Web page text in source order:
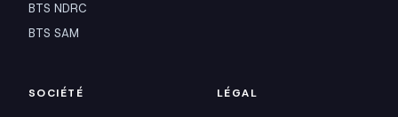
BTS NDRC
BTS SAM
SOCIÉTÉ LÉGAL